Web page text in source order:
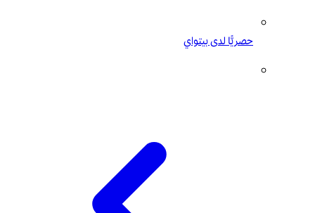
حصريًّا لدى بيتواي